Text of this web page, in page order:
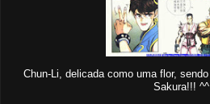
Chun-Li, delicada como uma flor,
Sakura!!! ^^